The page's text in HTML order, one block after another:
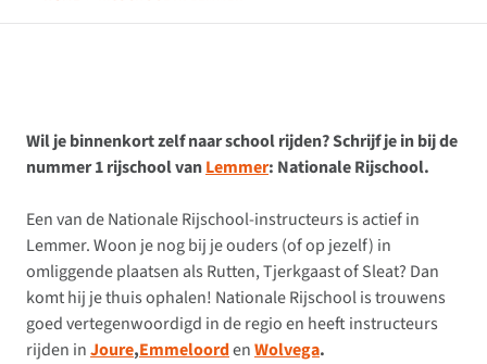
Wil je binnenkort zelf naar school rijden? Schrijf je in bij de
nummer 1 rijschool vanLemmer: Nationale Rijschool.
Een van de Nationale Rijschool-instructeurs is actief in
Lemmer. Woon je nog bij je ouders (of op jezelf) in
omliggende plaatsen als Rutten, Tjerkgaast of Sleat? Dan
komt hij je thuis ophalen! Nationale Rijschool is trouwens
goed vertegenwoordigd in de regio en heeft instructeurs
rijden inJoure,EmmeloordenWolvega.